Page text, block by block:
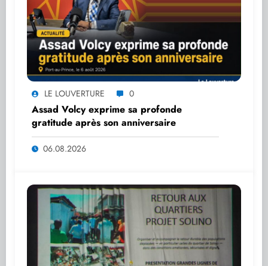
LE LOUVERTURE 0
Assad Volcy exprime sa profonde
gratitude après son anniversaire
06.08.2026